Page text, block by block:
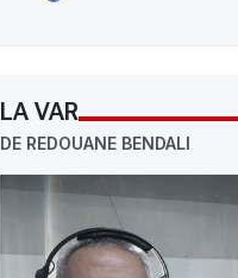
LA VAR
DE REDOUANE BENDALI